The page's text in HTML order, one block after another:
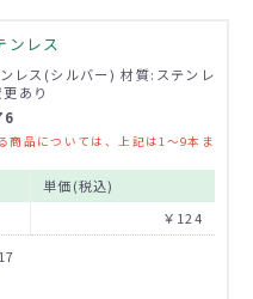
ンレス
レス(シルバー) 材質:ステンレ
あり
商品については、上記は1～9本ま
単価(税込)
￥124